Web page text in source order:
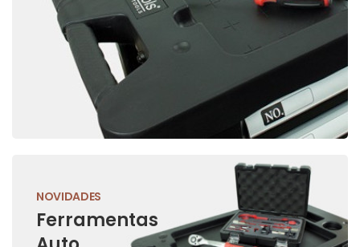
NOVIDADES
Ferramentas